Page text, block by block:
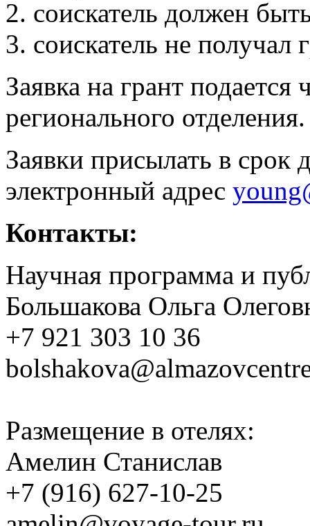
соискатель должен
соискатель не
Заявка на грант подается
регионального отделения.
Заявки присылать в срок
электронный адрес
Контакты:
Научная программа и
Большакова Ольга
+7 921 303 10 36
Размещение в отелях:
Амелин Станислав
+7 (916) 627-10-25